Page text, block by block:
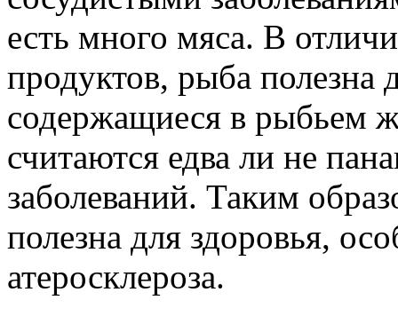
есть много мяса. В
продуктов, рыба полезна
содержащиеся в рыбьем
считаются едва ли не
заболеваний. Таким
полезна для здоровья,
атеросклероза.